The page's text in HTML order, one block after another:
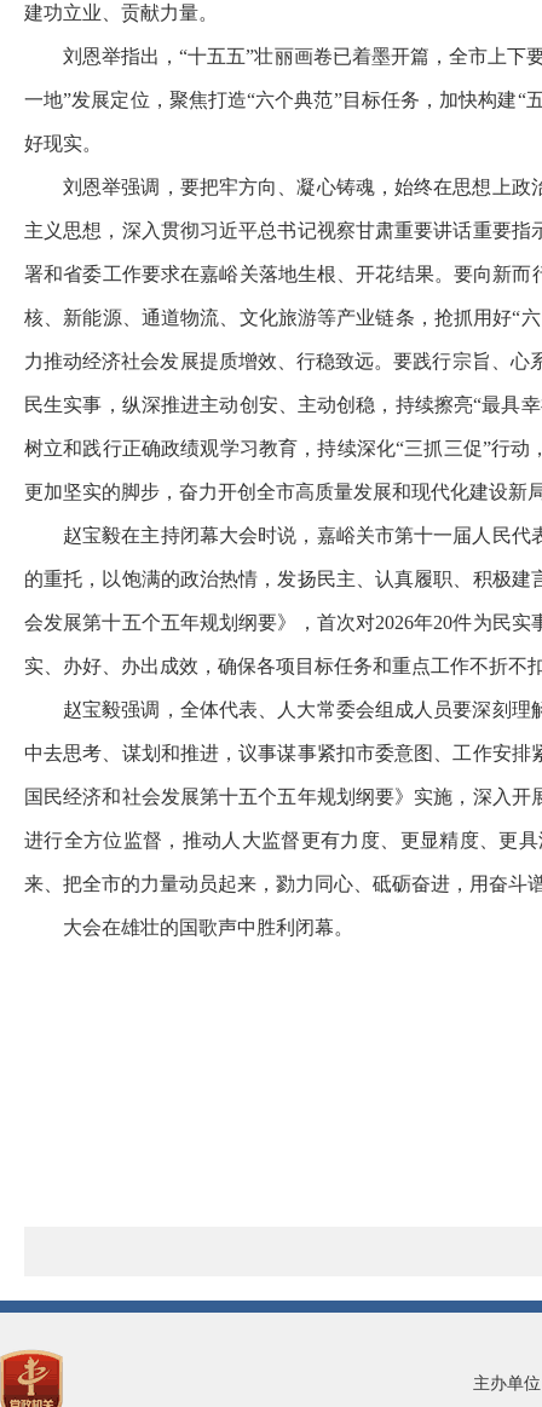
建功立业、贡献力量。
刘恩举指出，“十五五”壮丽画卷已着墨开篇，全市上
一地”发展定位，聚焦打造“六个典范”目标任务，加快构建
好现实。
刘恩举强调，要把牢方向、凝心铸魂，始终在思想上
主义思想，深入贯彻习近平总书记视察甘肃重要讲话重要
署和省委工作要求在嘉峪关落地生根、开花结果。要向新
核、新能源、通道物流、文化旅游等产业链条，抢抓用好“
力推动经济社会发展提质增效、行稳致远。要践行宗旨、
民生实事，纵深推进主动创安、主动创稳，持续擦亮“最具
树立和践行正确政绩观学习教育，持续深化“三抓三促”行
更加坚实的脚步，奋力开创全市高质量发展和现代化建设新
赵宝毅在主持闭幕大会时说，嘉峪关市第十一届人民
的重托，以饱满的政治热情，发扬民主、认真履职、积极
会发展第十五个五年规划纲要》，首次对2026年20件为民
实、办好、办出成效，确保各项目标任务和重点工作不折不
赵宝毅强调，全体代表、人大常委会组成人员要深刻
中去思考、谋划和推进，议事谋事紧扣市委意图、工作安
国民经济和社会发展第十五个五年规划纲要》实施，深入
进行全方位监督，推动人大监督更有力度、更显精度、更
来、把全市的力量动员起来，勠力同心、砥砺奋进，用奋斗
大会在雄壮的国歌声中胜利闭幕。
主办单